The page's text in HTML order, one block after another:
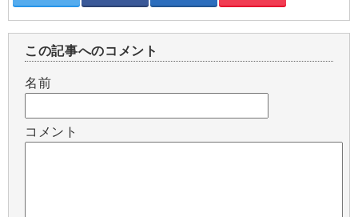
この記事へのコメント
名前
コメント